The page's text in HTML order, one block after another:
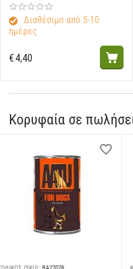
Διαθέσιμο από 5-10
ημέρες
€4,40
Κορυφαία σε